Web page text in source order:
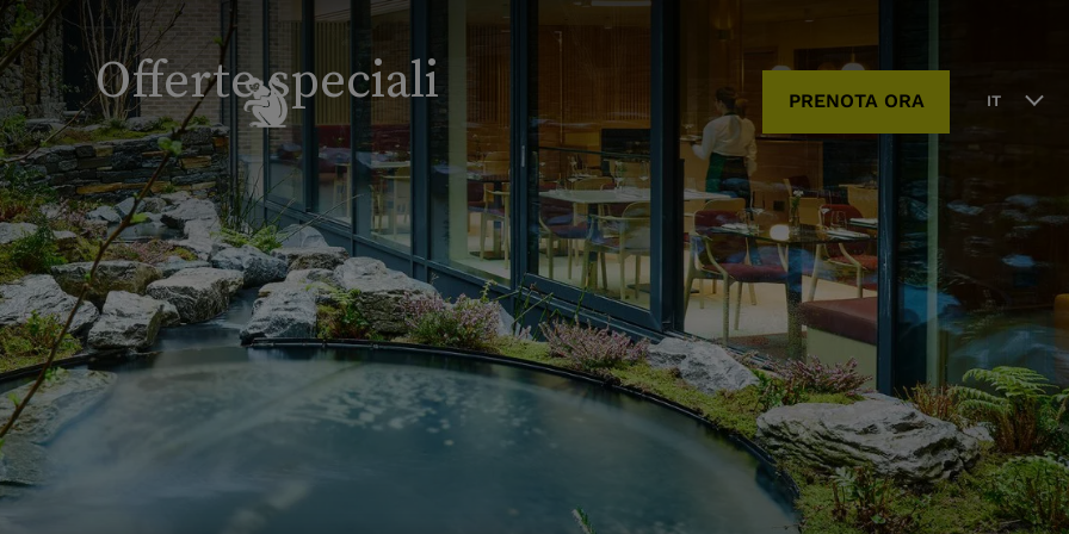
PRENOTA ORA IT
Offerte speciali